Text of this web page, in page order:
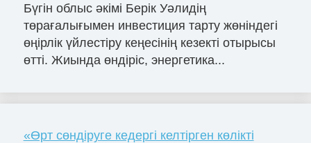
Бүгін облыс әкімі Берік Уәлидің
төрағалығымен инвестиция тарту жөніндегі
өңірлік үйлестіру кеңесінің кезекті отырысы
өтті. Жиында өндіріс, энергетика...
«Өрт сөндіруге кедергі келтірген көлікті